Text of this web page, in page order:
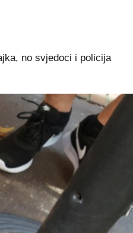
no svjedoci i policija